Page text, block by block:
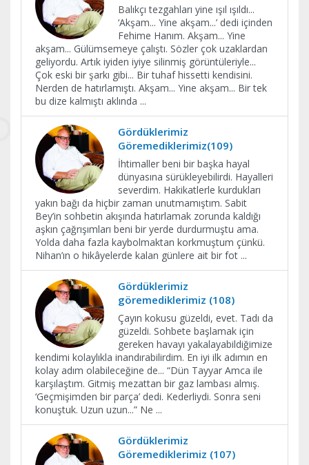
Balıkçı tezgahları yine ışıl ışıldı...
‘Akşam... Yine akşam...’ dedi içinden
Fehime Hanım. Akşam... Yine
akşam... Gülümsemeye çalıştı. Sözler çok uzaklardan
geliyordu. Artık iyiden iyiye silinmiş görüntüleriyle...
Çok eski bir şarkı gibi... Bir tuhaf hissetti kendisini.
Nerden de hatırlamıştı. Akşam... Yine akşam... Bir tek
bu dize kalmıştı aklında ...
Gördüklerimiz
Göremediklerimiz(109)
İhtimaller beni bir başka hayal
dünyasına sürükleyebilirdi. Hayalleri
severdim. Hakikatlerle kurdukları
yakın bağı da hiçbir zaman unutmamıştım. Sabit
Bey’in sohbetin akışında hatırlamak zorunda kaldığı
aşkın çağrışımları beni bir yerde durdurmuştu ama.
Yolda daha fazla kaybolmaktan korkmuştum çünkü.
Nihan’ın o hikâyelerde kalan günlere ait bir fot ...
Gördüklerimiz
göremediklerimiz (108)
Çayın kokusu güzeldi, evet. Tadı da
güzeldi. Sohbete başlamak için
gereken havayı yakalayabildiğimize
kendimi kolaylıkla inandırabilirdim. En iyi ilk adımın en
kolay adım olabileceğine de... “Dün Tayyar Amca ile
karşılaştım. Gitmiş mezattan bir gaz lambası almış.
‘Geçmişimden bir parça’ dedi. Kederliydi. Sonra seni
konuştuk. Uzun uzun...” Ne ...
Gördüklerimiz
Göremediklerimiz (107)